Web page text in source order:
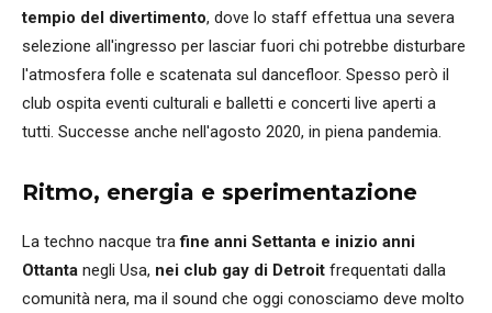
tempio del divertimento, dove lo staff effettua una severa
selezione all'ingresso per lasciar fuori chi potrebbe disturbare
l'atmosfera folle e scatenata sul dancefloor. Spesso però il
club ospita eventi culturali e balletti e concerti live aperti a
tutti. Successe anche nell'agosto 2020, in piena pandemia.
Ritmo, energia e sperimentazione
La techno nacque trafine anni Settanta e inizio anni
Ottanta negli Usa, nei club gay di Detroit frequentati dalla
comunità nera, ma il sound che oggi conosciamo deve molto